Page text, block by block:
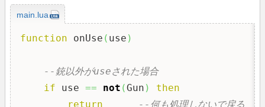
main.lua
function onUse ( use )
--銃以外がuseされた場合
if use == not (Gun )
then
return
--何も処理しないで戻る